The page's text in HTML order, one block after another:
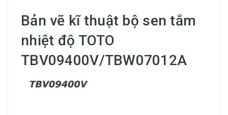
Bản vẽ kĩ thuật bộ sen tắm
nhiệt độ TOTO
TBV09400V/TBW07012A